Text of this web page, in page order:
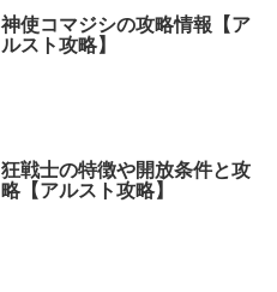
神使コマジシの攻略情報【ア
ルスト攻略】
狂戦士の特徴や開放条件と攻
略【アルスト攻略】